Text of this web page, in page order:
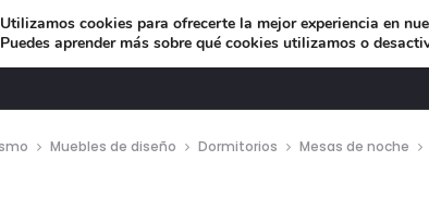
MUEBLES DE DISEÑO
Muebles de diseño Dormitorios Mesas de noche
Utilizamos cookies para ofrecerte la mejor experiencia en
Puedes aprender más sobre qué cookies utilizamos o